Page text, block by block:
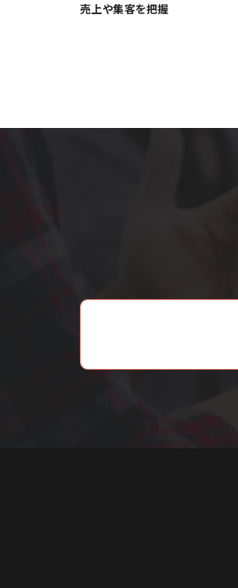
売上や集客を把握